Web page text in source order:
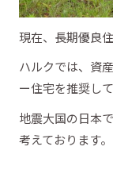
現在、長期優良
ハルクでは、資
ー住宅を推奨して
地震大国の日本
考えております。